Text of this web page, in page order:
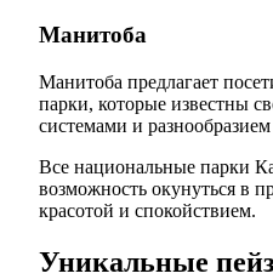
Манитоба
Манитоба предлагает
парки, которые известны
системами и
Все национальные парки
возможность окунуться в
красотой и спокойствием.
Уникальные